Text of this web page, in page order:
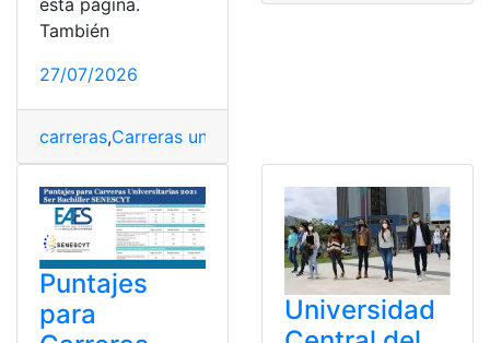
esta página.
También
27/07/2026
carreras,Carreras universitarias
Puntajes
para
Universidad